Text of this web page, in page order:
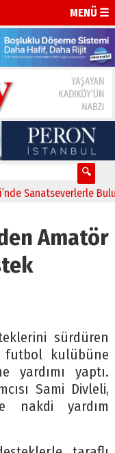
MENÜ ☰
Sanatseverlerle Buluştu
Amatör
sürdüren
futbol kulübüne
yardımı yaptı.
Sami Divleli,
nakdi yardım